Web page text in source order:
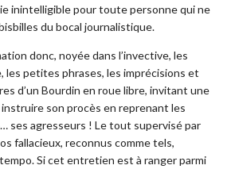
inintelligible pour toute personne qui ne
du bocal journalistique.
donc, noyée dans l’invective, les
les petites phrases, les imprécisions et
d’un Bourdin en roue libre, invitant une
son procès en reprenant les
ses agresseurs ! Le tout supervisé par
fallacieux, reconnus comme tels,
Si cet entretien est à ranger parmi